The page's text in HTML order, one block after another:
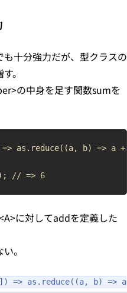
十分強力だが、型クラスの
。
の中身を足す関数sumを
=> as.reduce((a, b) => a
に対してaddを定義した
。
=> as.reduce((a, b) => a